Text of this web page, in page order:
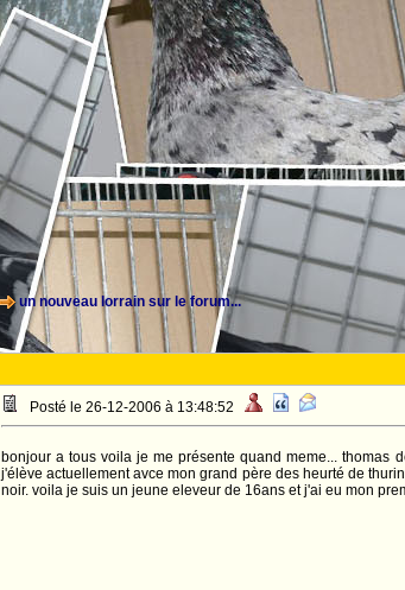
un nouveau lorrain sur le forum...
Posté le 26-12-2006 à 13:48:52
bonjour a tous voila je me présente quand meme...
j'élève actuellement avce mon grand père des heurté de
noir. voila je suis un jeune eleveur de 16ans et j'ai eu mon